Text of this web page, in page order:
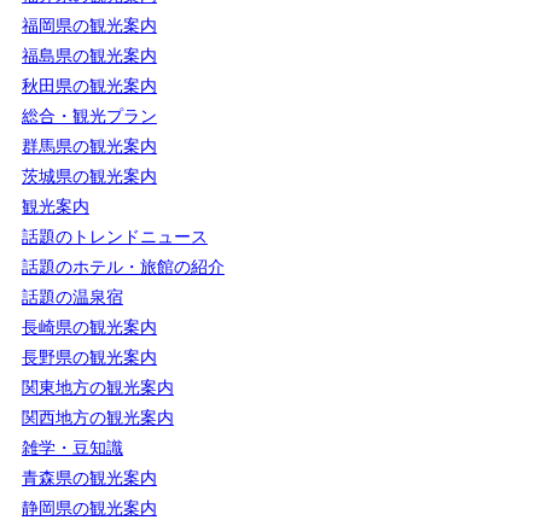
福岡県の観光案内
福島県の観光案内
秋田県の観光案内
総合・観光プラン
群馬県の観光案内
茨城県の観光案内
観光案内
話題のトレンドニュース
話題のホテル・旅館の紹介
話題の温泉宿
長崎県の観光案内
長野県の観光案内
関東地方の観光案内
関西地方の観光案内
雑学・豆知識
青森県の観光案内
静岡県の観光案内